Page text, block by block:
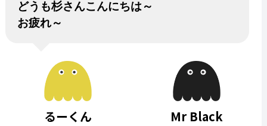
どうも杉さんこんにちは～
お疲れ～
るーくん Mr Black